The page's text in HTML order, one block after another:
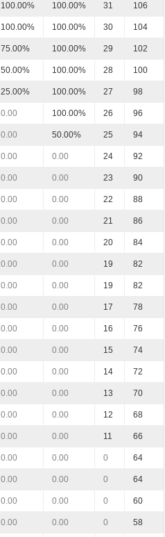
100.00% 100.00% 31 106
100.00% 100.00% 30 104
75.00% 100.00% 29 102
50.00% 100.00% 28 100
25.00% 100.00% 27 98
0.00 100.00% 26 96
0.00 50.00% 25 94
0.00 0.00 24 92
0.00 0.00 23 90
0.00 0.00 22 88
0.00 0.00 21 86
0.00 0.00 20 84
0.00 0.00 19 82
0.00 0.00 19 82
0.00 0.00 17 78
0.00 0.00 16 76
0.00 0.00 15 74
0.00 0.00 14 72
0.00 0.00 13 70
0.00 0.00 12 68
0.00 0.00 11 66
0.00 0.00 0 64
0.00 0.00 0 64
0.00 0.00 0 60
0.00 0.00 0 58